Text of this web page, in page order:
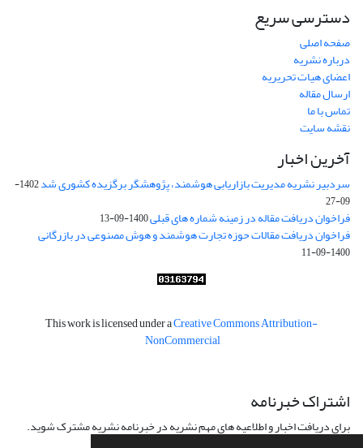
دسترسی سریع
صفحه اصلی
درباره نشریه
اعضای هیات تحریریه
ارسال مقاله
تماس با ما
نقشه سایت
آخرین اخبار
سردبیر نشریه مدیریت بازاریابی هوشمند، پژوهشگر برگزیده کشوری شد
1402-
09-27
فراخوان دریافت مقاله در زمینه شماره های قبلی1400-09-13
فراخوان دریافت مقالات حوزه تجارت هوشمند و هوش مصنوعی در بازرگانی
1400-09-11
This work is licensed under aCreative Commons Attribution-
NonCommercial
اشتراک خبرنامه
برای دریافت اخبار و اطلاعیه های مهم نشریه در خبرنامه نشریه مشترک شوید.